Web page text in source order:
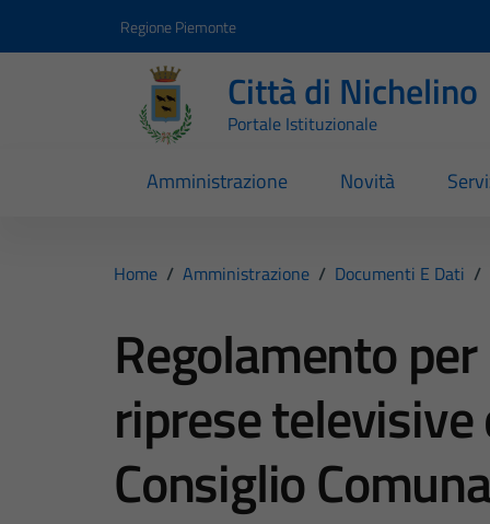
Regione Piemonte
Città di Nichelino
Portale Istituzionale
Amministrazione Novità
Home / Amministrazione / Documenti E Dati /
Regolamento
riprese
Consiglio